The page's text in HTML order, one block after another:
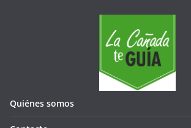
Quiénes somos